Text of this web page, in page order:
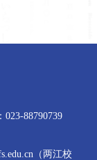
023-88790739
（两江校